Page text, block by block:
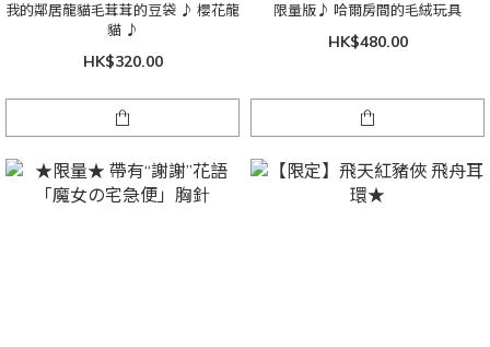
我的鄰居龍貓毛茸茸的豆袋 ♪ 櫻花龍
貓 ♪
HK$320.00
限量版♪ 哈爾房間的毛絨玩具
HK$480.00